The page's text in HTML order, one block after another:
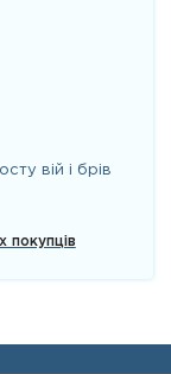
вій і брів
покупців